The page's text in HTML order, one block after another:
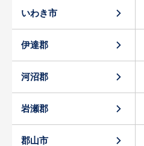
いわき市
伊達郡
河沼郡
岩瀬郡
郡山市